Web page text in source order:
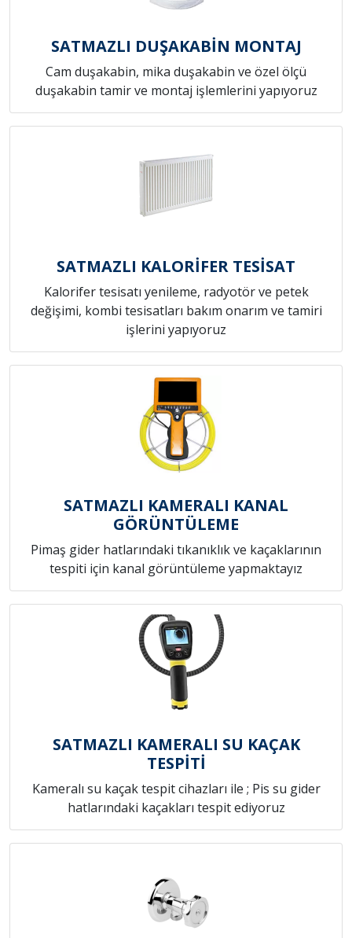
SATMAZLI DUŞAKABİN MONTAJ
Cam duşakabin, mika duşakabin ve özel ölçü
duşakabin tamir ve montaj işlemlerini yapıyoruz
SATMAZLI KALORİFER TESİSAT
Kalorifer tesisatı yenileme, radyotör ve petek
değişimi, kombi tesisatları bakım onarım ve tamiri
işlerini yapıyoruz
SATMAZLI KAMERALI KANAL
GÖRÜNTÜLEME
Pimaş gider hatlarındaki tıkanıklık ve kaçaklarının
tespiti için kanal görüntüleme yapmaktayız
SATMAZLI KAMERALI SU KAÇAK
TESPİTİ
Kameralı su kaçak tespit cihazları ile ; Pis su gider
hatlarındaki kaçakları tespit ediyoruz